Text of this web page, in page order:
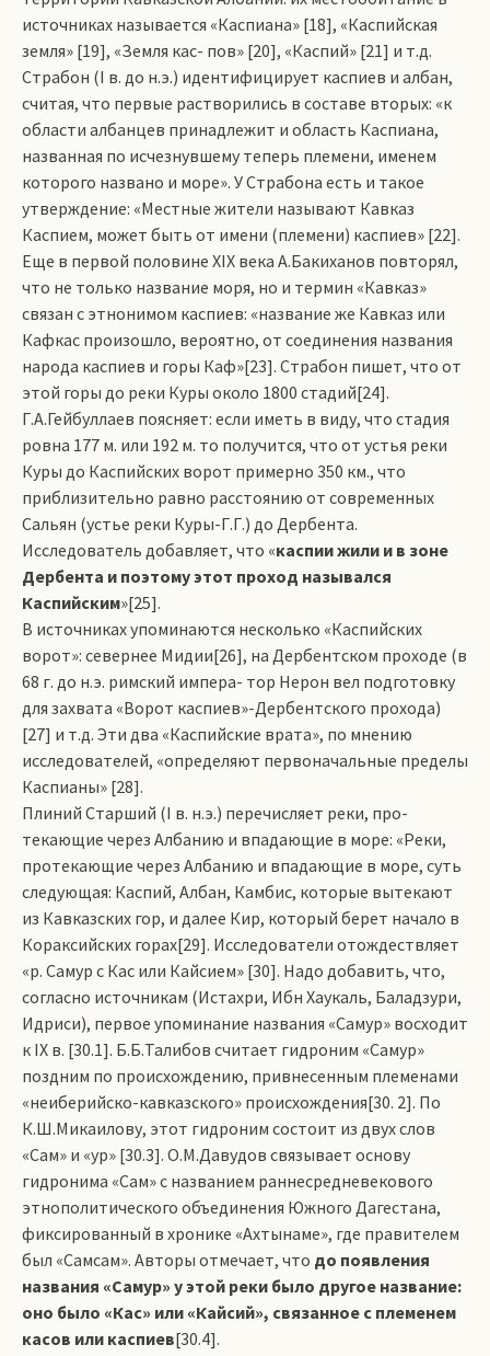
источниках называется «Каспи­ана» [18], «Каспийская
земля» [19], «Земля кас­­- пов» [20], «Каспий» [21] и т.д.
Страбон (I в. до н.э.) идентифицирует каспиев и албан,
считая, что первые растворились в составе вторых: «к
области албанцев принадлежит и область Каспиана,
названная по исчезнувшему теперь племени, именем
которого названо и море». У Страбона есть и такое
утверждение: «Местные жители называют Кавказ
Каспием, может быть от имени (племени) каспиев» [22].
Еще в первой половине ХIХ века А.Бакиханов повторял,
что не только название моря, но и термин «Кавказ»
связан с этнонимом каспиев: «название же Кавказ или
Кафкас произошло, вероятно, от соединения названия
народа каспиев и горы Каф»[23]. Страбон пишет, что от
этой горы до реки Куры около 1800 стадий[24].
Г.А.Гейбуллаев поясняет: если иметь в виду, что стадия
ровна 177 м. или 192 м. то получится, что от устья реки
Куры до Каспийских ворот примерно 350 км., что
приблизительно равно расстоянию от современных
Сальян (устье реки Куры-Г.Г.) до Дербента.
Исследователь добавляет, что «каспии жили и в зоне
Дербента и поэтому этот проход назывался
Каспийским»[25].
В источниках упоминаются несколько «Каспийских
ворот»: севернее Мидии[26], на Дербентском проходе (в
68 г. до н.э. римский импера­- тор Нерон вел подготовку
для захвата «Ворот каспиев»-Дербентского прохода)
[27] и т.д. Эти два «Каспийские врата», по мнению
исследователей, «определяют первоначальные пределы
Каспи­аны» [28].
Плиний Старший (I в. н.э.) перечисляет реки, про­
текающие через Албанию и впадающие в море: «Реки,
протекающие через Албанию и впадающие в море, суть
следующая: Каспий, Албан, Камбис, которые вытекают
из Кавказских гор, и далее Кир, который берет начало в
Кораксийских горах[29]. Исследователи отождествляет
«р. Самур с Кас или Кайсием» [30]. Надо добавить, что,
согласно источникам (Истахри, Ибн Хаукаль, Баладзури,
Идриси), первое упоминание названия «Самур» восходит
к IХ в. [30.1]. Б.Б.Талибов считает гидроним «Самур»
поздним по происхождению, привнесенным племенами
«неиберийско-кавказского» происхождения[30. 2]. По
К.Ш.Микаилову, этот гидроним состоит из двух слов
«Сам» и «ур» [30.3]. О.М.Давудов связывает основу
гидронима «Сам» с названием раннесредневекового
этнополитического объединения Южного Дагестана,
фиксированный в хронике «Ахтынаме», где правителем
был «Самсам». Авторы отмечает, что до появления
названия «Самур» у этой реки было другое название:
оно было «Кас» или «Кайсий», связанное с племенем
касов или каспиев[30.4].